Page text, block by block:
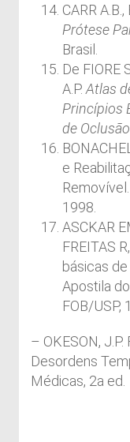
CARR A.B.,
Prótese
Brasil.
De FIORE
A.P. Atlas
Princípios
de Oclusão
e
1998.
ASCKAR
FREITAS
básicas
Apostila
FOB/USP,
– OKESON,
Desordens
Médicas, 2a ed.